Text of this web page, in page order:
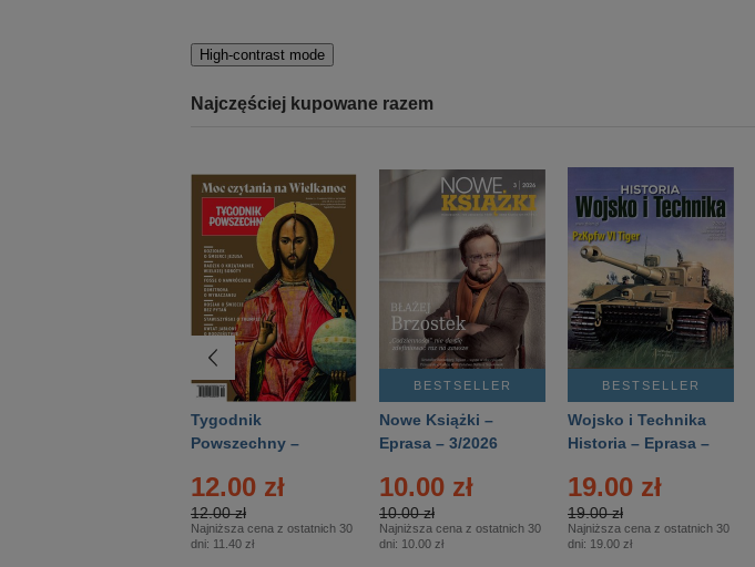
High-contrast mode
Najczęściej kupowane razem
Tygodnik
Powszechny –
12.00 zł
12.00 zł
Najniższa cena z ostatnich 30
dni: 11.40 zł
BESTSELLER
Nowe Książki –
Eprasa – 3/2026
10.00 zł
10.00 zł
Najniższa cena z ostatnich 30
dni: 10.00 zł
BESTSELLER
Wojsko i Technika
Historia – Eprasa –
19.00 zł
19.00 zł
Najniższa cena z ostatnich 30
dni: 19.00 zł